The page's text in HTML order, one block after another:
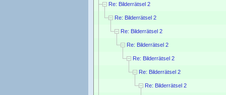
Re: Bilderrätsel 2
Re: Bilderrätsel 2
Re: Bilderrätsel 2
Re: Bilderrätsel 2
Re: Bilderrätsel 2
Re: Bilderrätsel 2
Re: Bilderrätsel 2